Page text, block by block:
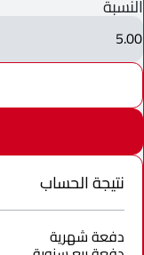
النسبة
5.00
نتيجة الحساب
دفعة شهرية